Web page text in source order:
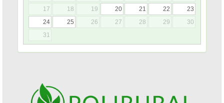
17
18 19 20 21 22
23
24
25 26 27 28 29
30
31